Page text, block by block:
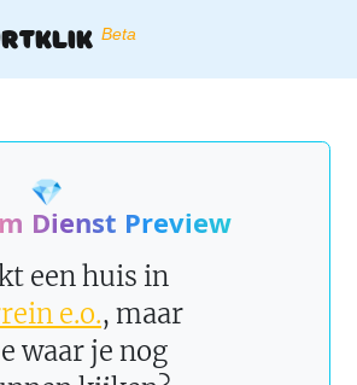
Beta
💎
Dienst Preview
een huis in
e.o., maar
waar je nog